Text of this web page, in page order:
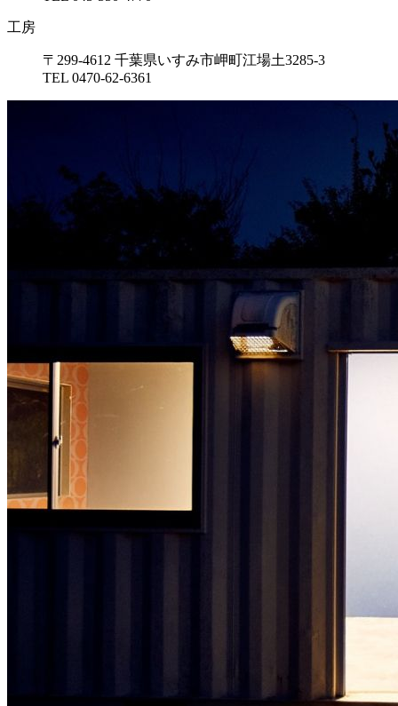
工房
〒299-4612 千葉県いすみ市岬町江場土3285-3
TEL 0470-62-6361